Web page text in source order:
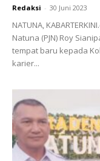
Redaksi - 30 Juni 2023
NATUNA,
Natuna (PJN) Roy
tempat baru kepada
karier...